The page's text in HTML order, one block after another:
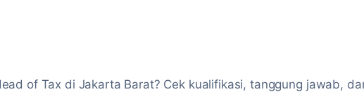
of Tax di Jakarta Barat? Cek kualifikasi, tanggung jawab,